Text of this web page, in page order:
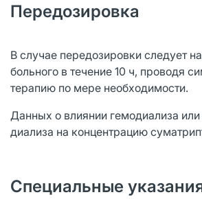
Передозировка
В случае передозировки следует
больного в течение 10 ч, проводя
терапию по мере необходимости.
Данных о влиянии гемодиализа или
диализа на концентрацию
Специальные